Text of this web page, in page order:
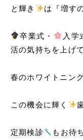
と輝き
は『増す
卒業式・ 入学
活の気持ちを上げ
春のホワイトニン
この機会に輝く
定期検診 もお待